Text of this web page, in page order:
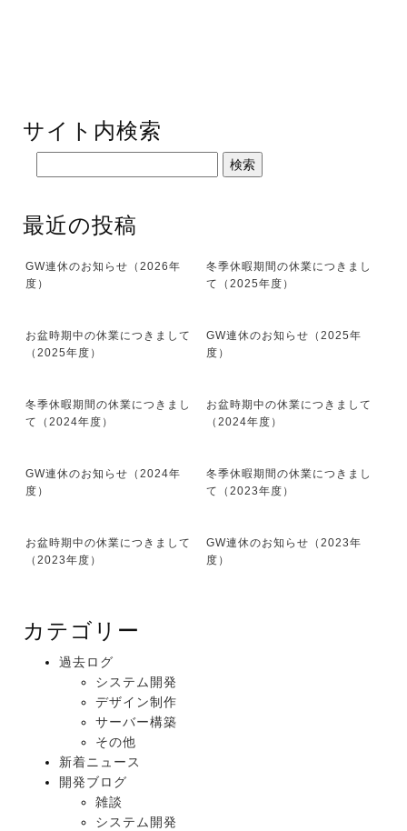
サイト内検索
最近の投稿
GW連休のお知らせ（2026年
度）
冬季休暇期間の休業につきまし
て（2025年度）
お盆時期中の休業につきまして
（2025年度）
GW連休のお知らせ（2025年
度）
冬季休暇期間の休業につきまし
て（2024年度）
お盆時期中の休業につきまして
（2024年度）
GW連休のお知らせ（2024年
度）
冬季休暇期間の休業につきまし
て（2023年度）
お盆時期中の休業につきまして
（2023年度）
GW連休のお知らせ（2023年
度）
カテゴリー
過去ログ
システム開発
デザイン制作
サーバー構築
その他
新着ニュース
開発ブログ
雑談
システム開発